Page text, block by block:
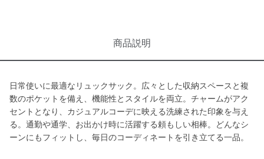
商品説明
日常使いに最適なリュックサック。広々とした収納スペースと複
数のポケットを備え、機能性とスタイルを両立。チャームがアク
セントとなり、カジュアルコーデに映える洗練された印象を与え
る。通勤や通学、お出かけ時に活躍する頼もしい相棒。どんなシ
ーンにもフィットし、毎日のコーディネートを引き立てる一品。